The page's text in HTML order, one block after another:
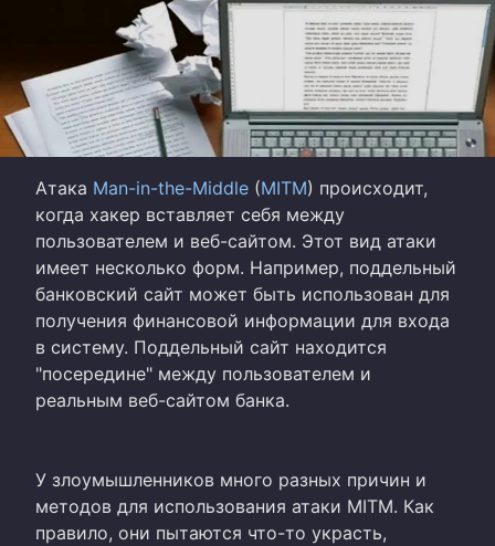
Атака Man-in-the-Middle (MITM) происходит,
когда хакер вставляет себя между
пользователем и веб-сайтом. Этот вид атаки
имеет несколько форм. Например, поддельный
банковский сайт может быть использован для
получения финансовой информации для входа
в систему. Поддельный сайт находится
"посередине" между пользователем и
реальным веб-сайтом банка.
У злоумышленников много разных причин и
методов для использования атаки MITM. Как
правило, они пытаются что-то украсть,